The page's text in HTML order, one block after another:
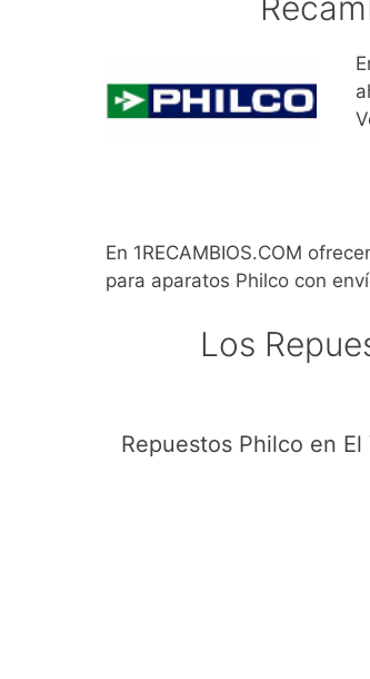
En 1RECAMBIOS.COM
para aparatos Philco con
Los
Repuestos Philco en